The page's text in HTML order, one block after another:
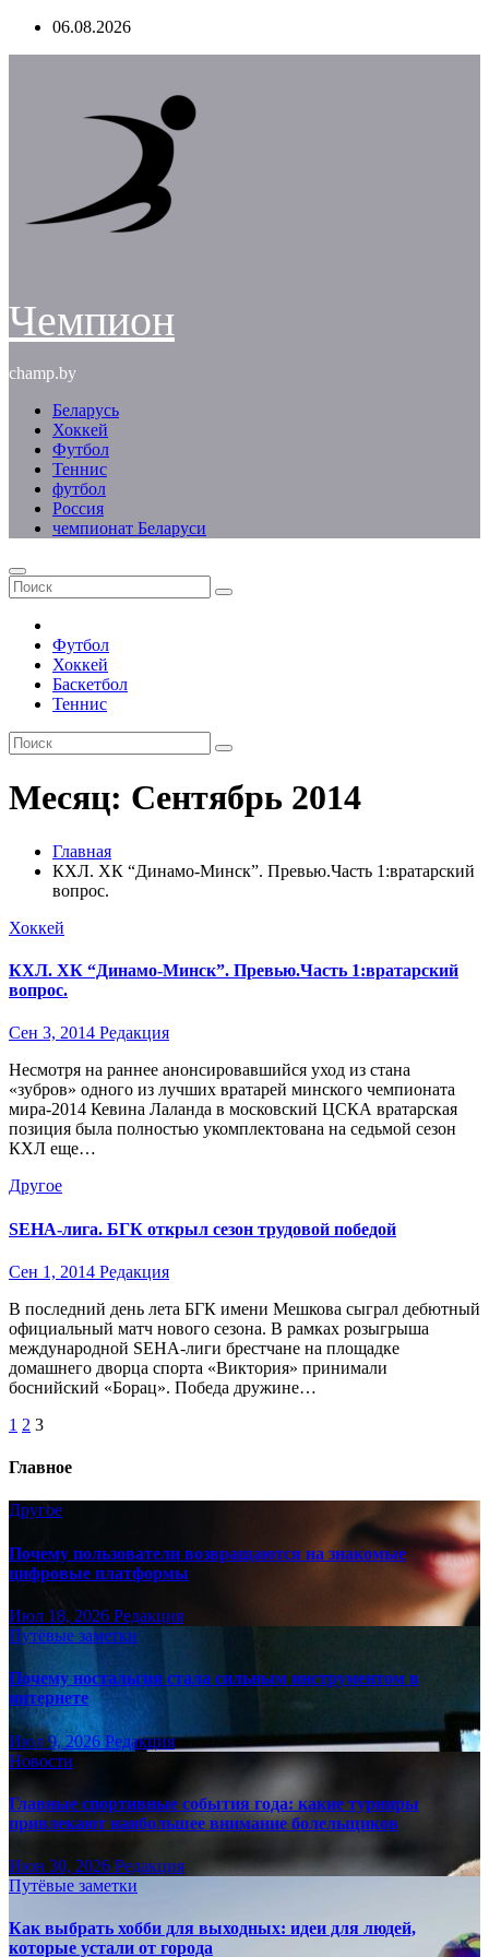
Перейти06.08.2026
Чемпион
champ.by
Беларусь
Хоккей
Футбол
Теннис
футбол
Россия
чемпионат Беларуси
Футбол
Хоккей
Баскетбол
Теннис
Месяц: Сентябрь 2014
Главная
КХЛ. ХК “Динамо-Минск”. Превью.Часть 1:вратарский
вопрос.
Хоккей
КХЛ. ХК “Динамо-Минск”. Превью.Часть 1:вратарский
вопрос.
Сен 3, 2014 Редакция
Несмотря на раннее анонсировавшийся уход из стана
«зубров» одного из лучших вратарей минского чемпионата
мира-2014 Кевина Лаланда в московский ЦСКА вратарская
позиция была полностью укомплектована на седьмой сезон
КХЛ еще…
Другое
SEHA-лига. БГК открыл сезон трудовой победой
Сен 1, 2014 Редакция
В последний день лета БГК имени Мешкова сыграл дебютный
официальный матч нового сезона. В рамках розыгрыша
международной SEHA-лиги брестчане на площадке
домашнего дворца спорта «Виктория» принимали
боснийский «Борац». Победа дружине…
Пагинация
записей
1 2 3
Главное
Другое
Почему пользователи возвращаются на знакомые
цифровые платформы
Июл 18, 2026 Редакция
Путёвые заметки
Почему ностальгия стала сильным инструментом в
интернете
Июл 9, 2026 Редакция
Новости
Главные спортивные события года: какие турниры
привлекают наибольшее внимание болельщиков
Июн 30, 2026 Редакция
Путёвые заметки
Как выбрать хобби для выходных: идеи для людей,
которые устали от города